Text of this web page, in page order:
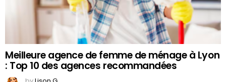
Meilleure agence de femme de ménage à Lyon
: Top 10 des agences recommandées